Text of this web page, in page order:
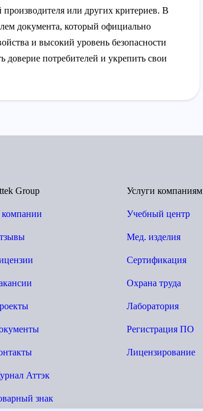
или других критериев. В
документа, который официально
и высокий уровень безопасности
потребителей и укрепить свои
Group
Аттэк
знак
Услуги компаниям
Учебный центр
Мед. изделия
Сертификация
Охрана труда
Лаборатория
Регистрация ПО
Лицензирование